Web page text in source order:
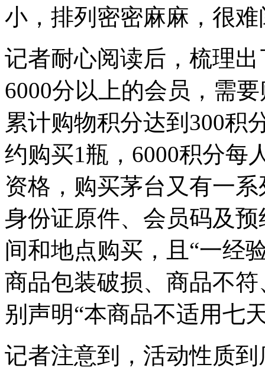
小，排列密密麻麻，很难
记者耐心阅读后，梳理
6000分以上的会员，需
累计购物积分达到300积
约购买1瓶，6000积分每
资格，购买茅台又有一
身份证原件、会员码及
间和地点购买，且“一经
商品包装破损、商品不
别声明“本商品不适用七
记者注意到，活动性质